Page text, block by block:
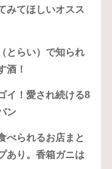
みてほしいオスス
とらい）で知られ
酒！
イ！愛され続ける8
ン
べられるお店まと
あり。香箱ガニは